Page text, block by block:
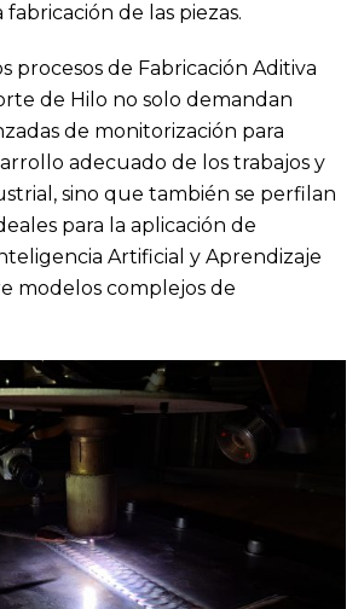
de las piezas.
procesos de Fabricación Aditiva
de Hilo no solo demandan
de monitorización para
adecuado de los trabajos y
sino que también se perfilan
para la aplicación de
Artificial y Aprendizaje
modelos complejos de